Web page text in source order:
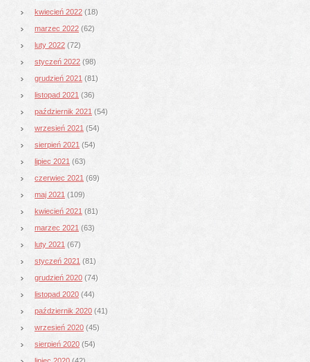
kwiecień 2022 (18)
marzec 2022 (62)
luty 2022 (72)
styczeń 2022 (98)
grudzień 2021 (81)
listopad 2021 (36)
październik 2021 (54)
wrzesień 2021 (54)
sierpień 2021 (54)
lipiec 2021 (63)
czerwiec 2021 (69)
maj 2021 (109)
kwiecień 2021 (81)
marzec 2021 (63)
luty 2021 (67)
styczeń 2021 (81)
grudzień 2020 (74)
listopad 2020 (44)
październik 2020 (41)
wrzesień 2020 (45)
sierpień 2020 (54)